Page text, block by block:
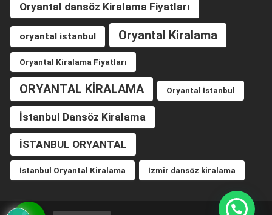
Oryantal dansöz Kiralama Fiyatları
oryantal istanbul Oryantal Kiralama
Oryantal Kiralama Fiyatları
ORYANTAL KİRALAMA Oryantal İstanbul
İstanbul Dansöz Kiralama
İSTANBUL ORYANTAL
İstanbul Oryantal Kiralama İzmir dansöz kiralama